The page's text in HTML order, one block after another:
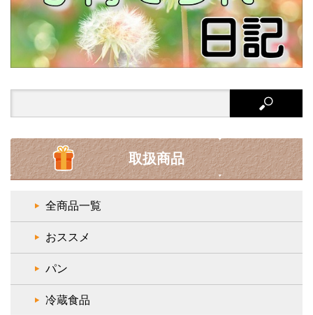
取扱商品
全商品一覧
おススメ
パン
冷蔵食品